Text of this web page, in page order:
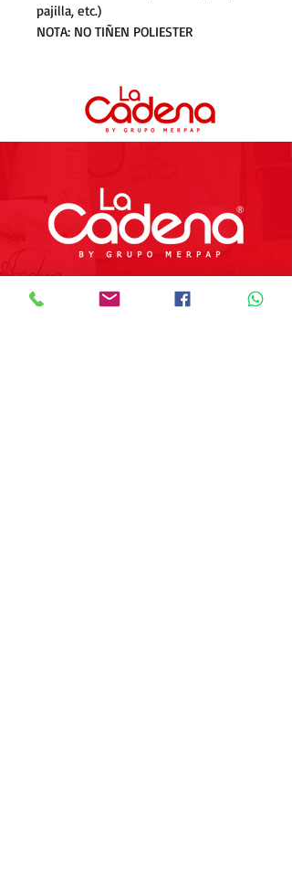
pajilla, etc.)
NOTA: NO TIÑEN POLIESTER
Preguntas Frecuentes